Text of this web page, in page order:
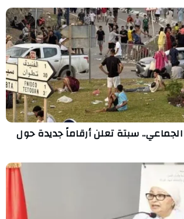
سبتة تعلن أرقاماً جديدة حول